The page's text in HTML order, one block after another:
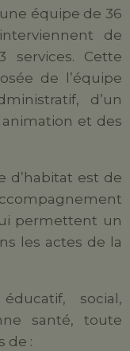
une équipe de 36
de
services. Cette
de l’équipe
d’un
animation et des
d’habitat est de
permettent un
les actes de la
social,
santé, toute
de :